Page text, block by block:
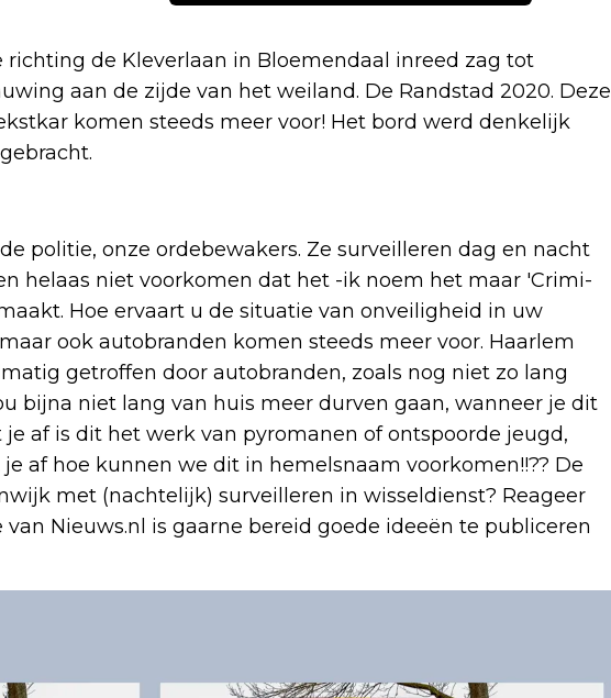
de Kleverlaan in Bloemendaal inreed zag tot
aan de zijde van het weiland. De Randstad 2020. Deze
komen steeds meer voor! Het bord werd denkelijk
politie, onze ordebewakers. Ze surveilleren dag en nacht
helaas niet voorkomen dat het -ik noem het maar 'Crimi-
Hoe ervaart u de situatie van onveiligheid in uw
ook autobranden komen steeds meer voor. Haarlem
getroffen door autobranden, zoals nog niet zo lang
bijna niet lang van huis meer durven gaan, wanneer je dit
af is dit het werk van pyromanen of ontspoorde jeugd,
af hoe kunnen we dit in hemelsnaam voorkomen!!?? De
met (nachtelijk) surveilleren in wisseldienst? Reageer
Nieuws.nl is gaarne bereid goede ideeën te publiceren